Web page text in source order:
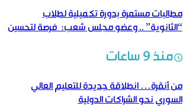
مطالبات مستمرة بدورة تكميلية لطلاب
“الثانوية” .. وعضو مجلس شعب: فرصة لتحسين
منذ 9 ساعات
من أنقرة… انطلاقة جديدة للتعليم العالي
السوري نحو الشراكات الدولية